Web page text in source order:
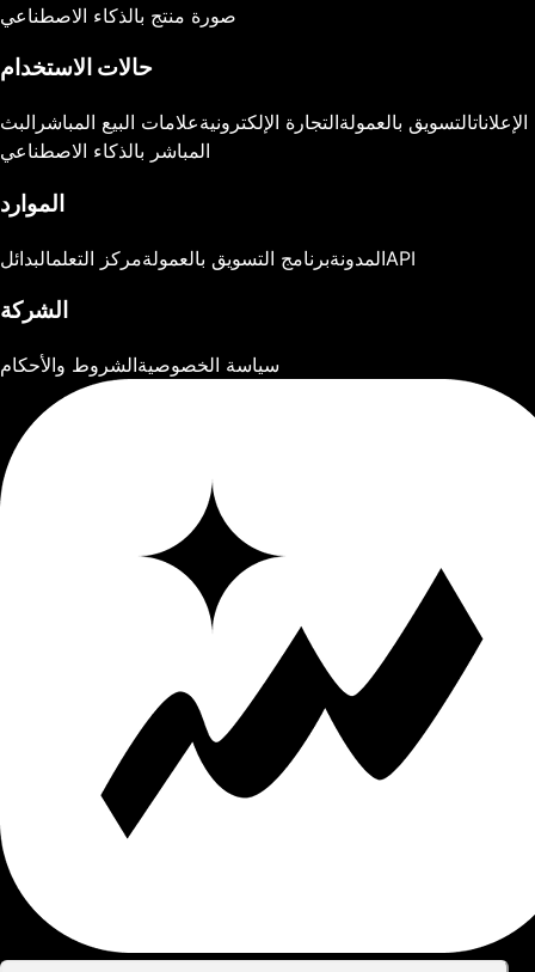
صورة منتج بالذكاء الاصطناعي
حالات الاستخدام
الإعلاناتالتسويق بالعمولةالتجارة الإلكترونيةعلامات البيع المباشر البث
المباشر بالذكاء الاصطناعي
الموارد
المدونةبرنامج التسويق بالعمولةمركز التعلمالبدائل API
الشركة
سياسة الخصوصيةالشروط والأحكام